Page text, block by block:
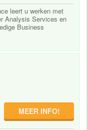
leert u werken met
Analysis Services en
Business
MEER INFO!